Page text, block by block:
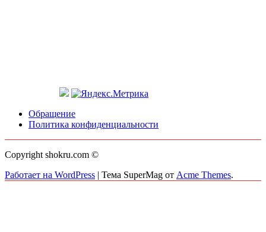
Обращение
Политика конфиденциальности
Copyright shokru.com ©
Работает на WordPress | Тема SuperMag от Acme Themes.